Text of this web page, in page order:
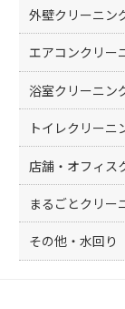
外壁クリーニン
エアコンクリー
浴室クリーニン
トイレクリーニ
店舗・オフィス
まるごとクリー
その他・水回り